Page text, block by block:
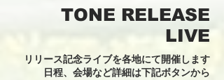
TONE RELEASE
LIVE
​リリース記念ライブを各地にて開催します
​日程、会場など詳細は下記ボタンから